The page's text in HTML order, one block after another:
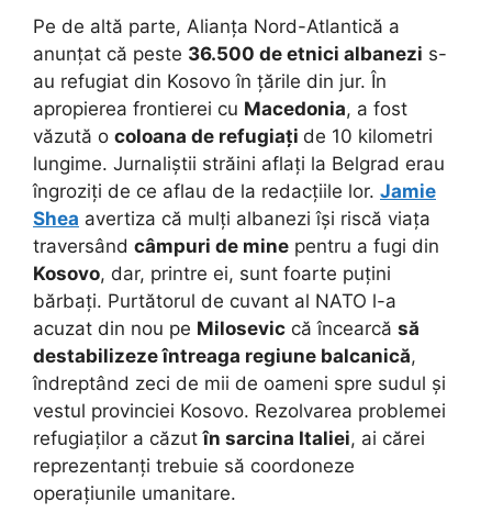
Pe de altă parte, Alianța Nord-Atlantică a
anunțat că peste 36.500 de etnici albanezi s-
au refugiat din Kosovo în țările din jur. În
apropierea frontierei cu Macedonia, a fost
văzută o coloana de refugiați de 10 kilometri
lungime. Jurnaliștii străini aflați la Belgrad erau
îngroziți de ce aflau de la redacțiile lor. Jamie
Shea avertiza că mulți albanezi își riscă viața
traversând câmpuri de mine pentru a fugi din
Kosovo, dar, printre ei, sunt foarte puțini
bărbați. Purtătorul de cuvant al NATO l-a
acuzat din nou pe Milosevic că încearcă să
destabilizeze întreaga regiune balcanică,
îndreptând zeci de mii de oameni spre sudul și
vestul provinciei Kosovo. Rezolvarea problemei
refugiaților a căzutîn sarcina Italiei, ai cărei
reprezentanți trebuie să coordoneze
operațiunile umanitare.